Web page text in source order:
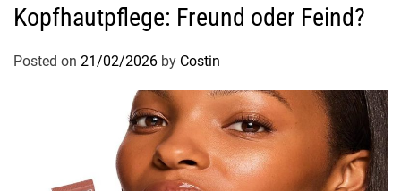
Kopfhautpflege: Freund oder Feind?
Posted on 21/02/2026 by Costin